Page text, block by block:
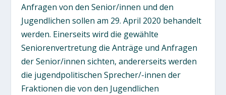
Anfragen von den Senior/innen und den
Jugendlichen sollen am 29. April 2020 behandelt
werden. Einerseits wird die gewählte
Seniorenvertretung die Anträge und Anfragen
der Senior/innen sichten, andererseits werden
die jugendpolitischen Sprecher/-innen der
Fraktionen die von den Jugendlichen